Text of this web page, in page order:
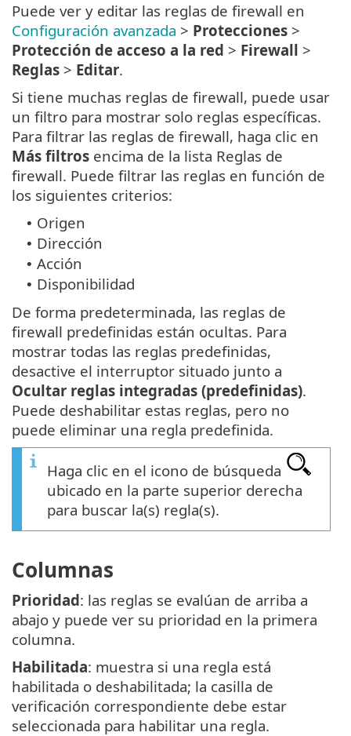
Puede ver y editar las reglas de firewall en
Configuración avanzada > Protecciones >
Protección de acceso a la red > Firewall >
Reglas > Editar.
Si tiene muchas reglas de firewall, puede usar
un filtro para mostrar solo reglas específicas.
Para filtrar las reglas de firewall, haga clic en
Más filtros encima de la lista Reglas de
firewall. Puede filtrar las reglas en función de
los siguientes criterios:
• Origen
• Dirección
• Acción
• Disponibilidad
De forma predeterminada, las reglas de
firewall predefinidas están ocultas. Para
mostrar todas las reglas predefinidas,
desactive el interruptor situado junto a
Ocultar reglas integradas (predefinidas).
Puede deshabilitar estas reglas, pero no
puede eliminar una regla predefinida.
Haga clic en el icono de búsqueda
ubicado en la parte superior derecha
para buscar la(s) regla(s).
Columnas
Prioridad: las reglas se evalúan de arriba a
abajo y puede ver su prioridad en la primera
columna.
Habilitada: muestra si una regla está
habilitada o deshabilitada; la casilla de
verificación correspondiente debe estar
seleccionada para habilitar una regla.